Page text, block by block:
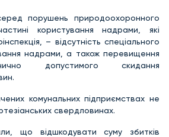
порушень природоохоронного
користування надрами, які
– відсутність спеціального
надрами, а також перевищення
допустимого скидання
комунальних підприємствах не
свердловинах.
що відшкодувати суму збитків